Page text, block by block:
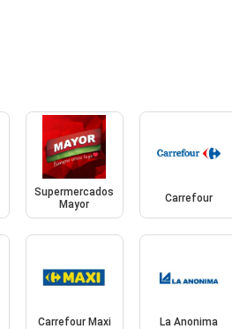
Supermercados
Mayor
Carrefour
Carrefour Maxi La Anonima